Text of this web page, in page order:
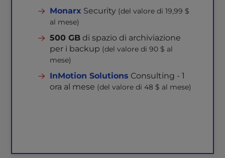
Monarx Security (del valore di 19,99 $
al mese)
500 GB di spazio di archiviazione
per i backup (del valore di 90 $ al
mese)
InMotion Solutions Consulting - 1
ora al mese (del valore di 48 $ al mese)